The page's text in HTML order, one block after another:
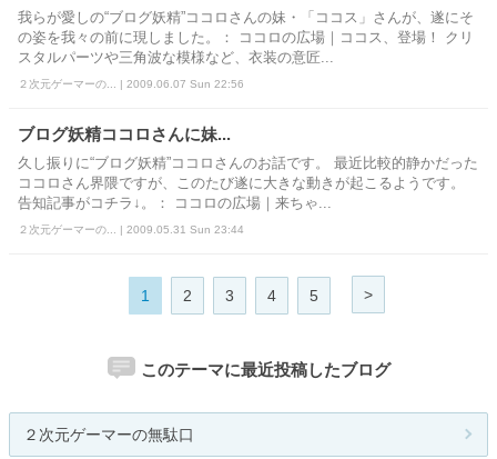
我らが愛しの“ブログ妖精”ココロさんの妹・「ココス」さんが、遂にそ
の姿を我々の前に現しました。： ココロの広場｜ココス、登場！ クリ
スタルパーツや三角波な模様など、衣装の意匠...
２次元ゲーマーの... | 2009.06.07 Sun 22:56
ブログ妖精ココロさんに妹...
久し振りに“ブログ妖精”ココロさんのお話です。 最近比較的静かだった
ココロさん界隈ですが、このたび遂に大きな動きが起こるようです。
告知記事がコチラ↓。： ココロの広場｜来ちゃ...
２次元ゲーマーの... | 2009.05.31 Sun 23:44
1 2 3 4 5 >
このテーマに最近投稿したブログ
２次元ゲーマーの無駄口